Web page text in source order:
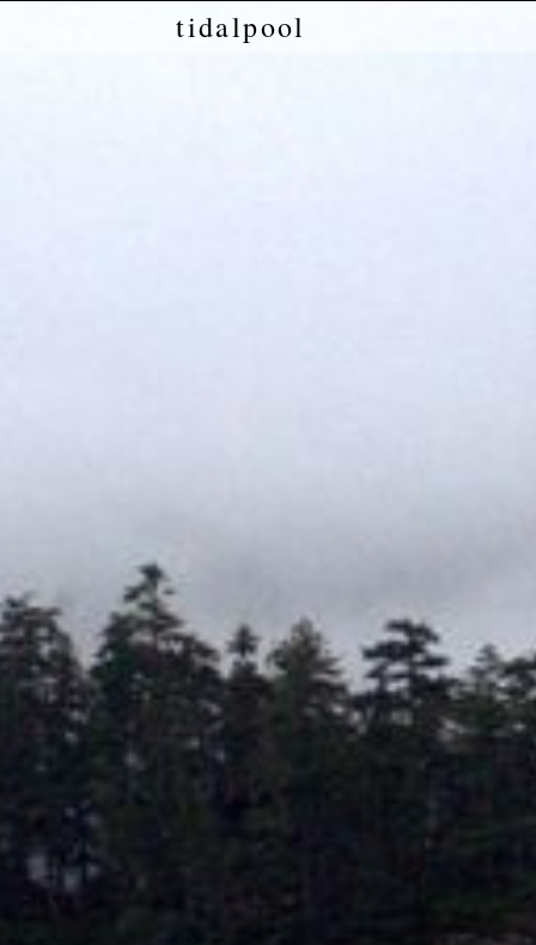
tidalpool